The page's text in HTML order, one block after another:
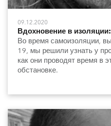
09.12.2020
Вдохновение в
Во время самоизоляции,
19, мы решили узнать у
как они проводят время в
обстановке.